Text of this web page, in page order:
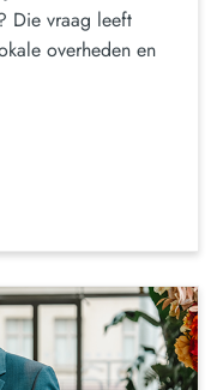
Die vraag leeft
overheden en